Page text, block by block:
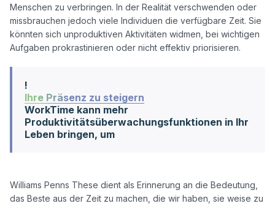
Menschen zu verbringen. In der Realität verschwenden oder
missbrauchen jedoch viele Individuen die verfügbare Zeit. Sie
könnten sich unproduktiven Aktivitäten widmen, bei wichtigen
WorkTime kann mehr
Produktivitätsüberwachungsfunktionen in Ihr
Leben bringen, um
Ihre Präsenz zu steigern
!
Williams Penns These dient als Erinnerung an die Bedeutung,
das Beste aus der Zeit zu machen, die wir haben, sie weise zu